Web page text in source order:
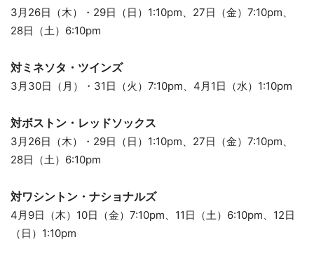
3月26日（木）・29日（日）1:10pm、27日（金）7:10pm、
28日（土）6:10pm
対ミネソタ・ツインズ
3月30日（月）・31日（火）7:10pm、4月1日（水）1:10pm
対ボストン・レッドソックス
3月26日（木）・29日（日）1:10pm、27日（金）7:10pm、
28日（土）6:10pm
対ワシントン・ナショナルズ
4月9日（木）10日（金）7:10pm、11日（土）6:10pm、12日
（日）1:10pm